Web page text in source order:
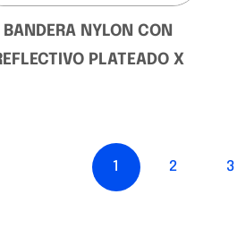
BANDERA NYLON CON
PLATEADO X
1 2 3